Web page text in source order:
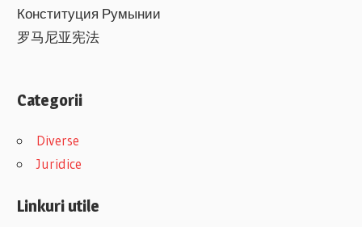
Конституция Румынии
罗马尼亚宪法
Categorii
Diverse
Juridice
Linkuri utile